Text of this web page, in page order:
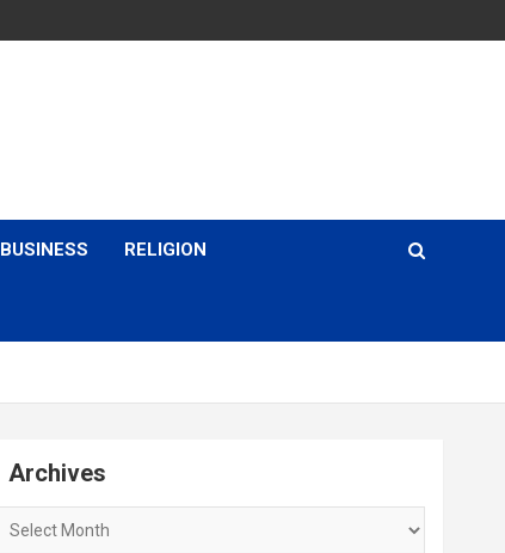
BUSINESS RELIGION
Archives